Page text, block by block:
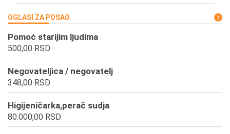
OGLASI ZA POSAO
Pomoć starijim ljudima
500,00 RSD
Negovateljica / negovatelj
348,00 RSD
Higijeničarka,perač sudja
80.000,00 RSD